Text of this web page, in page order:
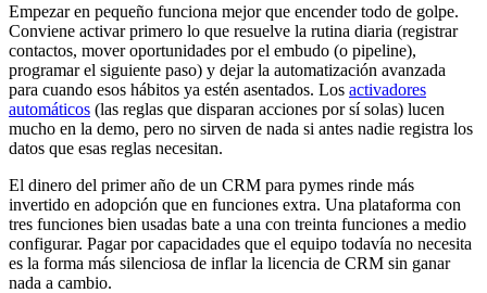
Empezar en pequeño funciona mejor que encender todo de golpe.
Conviene activar primero lo que resuelve la rutina diaria (registrar
contactos, mover oportunidades por el embudo (o pipeline),
programar el siguiente paso) y dejar la automatización avanzada
para cuando esos hábitos ya estén asentados. Los activadores
automáticos (las reglas que disparan acciones por sí solas) lucen
mucho en la demo, pero no sirven de nada si antes nadie registra los
datos que esas reglas necesitan.
El dinero del primer año de un CRM para pymes rinde más
invertido en adopción que en funciones extra. Una plataforma con
tres funciones bien usadas bate a una con treinta funciones a medio
configurar. Pagar por capacidades que el equipo todavía no necesita
es la forma más silenciosa de inflar la licencia de CRM sin ganar
nada a cambio.